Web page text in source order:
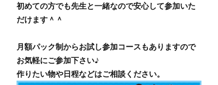
初めての方でも先生と一緒なので安心して参加いた
だけます＾＾
月額パック制からお試し参加コースもありますので
お気軽にご参加下さい♪
作りたい物や日程などはご相談ください。